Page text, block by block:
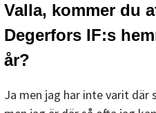
Valla, kommer du
Degerfors IF:s
år?
Ja men jag har inte varit där